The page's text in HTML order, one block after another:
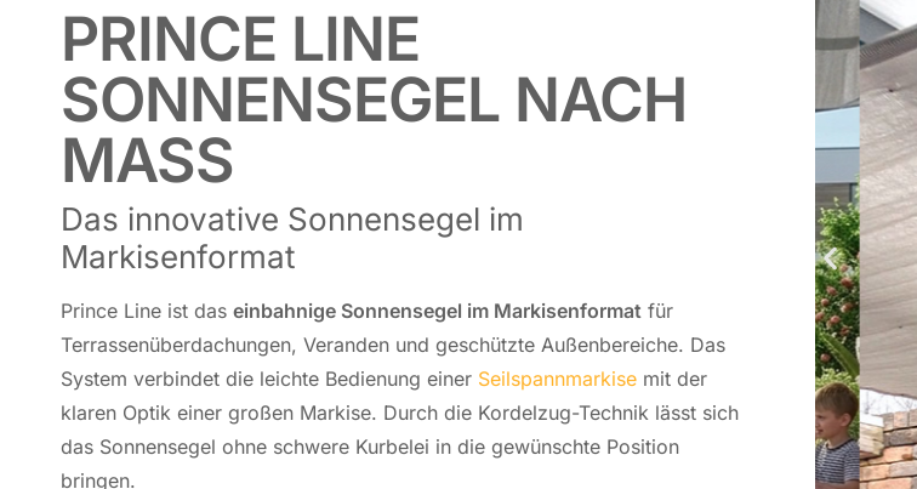
PRINCE LINE
SONNENSEGEL NACH
MASS
Das innovative Sonnensegel im
Markisenformat
Prince Line ist das ein­bah­ni­ge Sonnen­segel im Mar­ki­sen­for­mat für
Terrassen­über­dachungen, Ve­ran­den und ge­schütz­te Au­ßen­be­rei­che. Das
System ver­bin­det die leichte Be­die­nung einer Seil­spann­mar­ki­se mit der
klaren Optik einer großen Markise. Durch die Kor­del­zug-Tech­nik lässt sich
das Sonnen­segel ohne schwere Kur­be­lei in die ge­wünsch­te Po­si­ti­on
bringen.